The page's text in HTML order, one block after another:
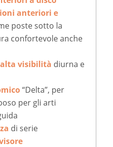
anteriori e
poste sotto la
confortevole anche
visibilità diurna e
“Delta”, per
per gli arti
di serie